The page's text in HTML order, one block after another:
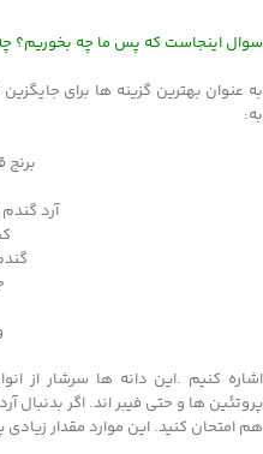
سوال اینجاست که پس ما چه بخوریم؟
به عنوان بهترین گزینه ها برای
به:
برنج
آرد
اشاره کنیم .این دانه ها سرشار از
پروتئین ها و حتی فیبر اند. اگر بدنبال
هم امتحان کنید. این موارد مقدار زیادی